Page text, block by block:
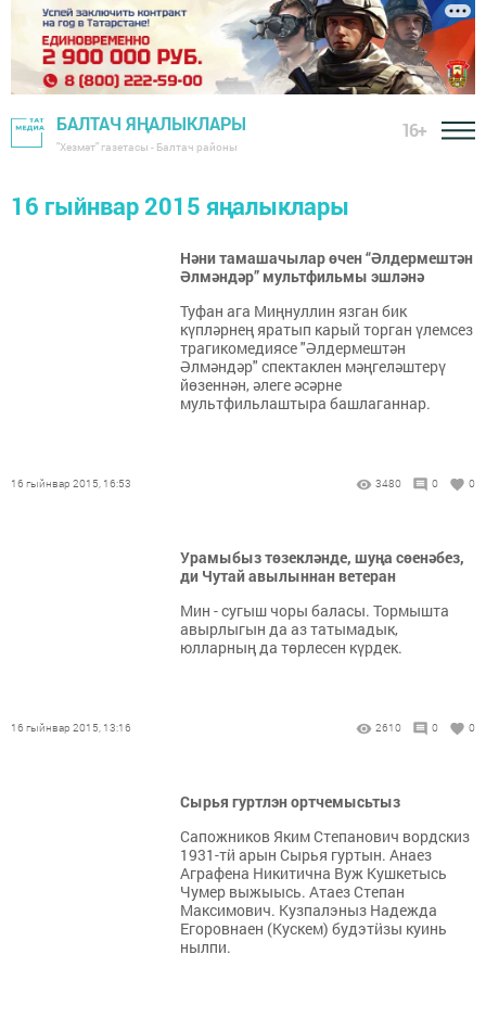
БАЛТАЧ ЯҢАЛЫКЛАРЫ
"Хезмәт" газетасы - Балтач районы
16+
16 гыйнвар 2015 яңалыклары
Нәни тамашачылар өчен “Әлдермештән
Әлмәндәр” мультфильмы эшләнә
Туфан ага Миңнуллин язган бик
күпләрнең яратып карый торган үлемсез
трагикомедиясе "Әлдермештән
Әлмәндәр" спектаклен мәңгеләштерү
йөзеннән, әлеге әсәрне
мультфильлаштыра башлаганнар.
16 гыйнвар 2015, 16:53 3480 0 0
Урамыбыз төзекләнде, шуңа сөенәбез,
ди Чутай авылыннан ветеран
Мин - сугыш чоры баласы. Тормышта
авырлыгын да аз татымадык,
юлларның да төрлесен күрдек.
16 гыйнвар 2015, 13:16 2610 0 0
Сырья гуртлэн ортчемысьтыз
Сапожников Яким Степанович вордскиз
1931-тӥ арын Сырья гуртын. Анаез
Аграфена Никитична Вуж Кушкетысь
Чумер выжыысь. Атаез Степан
Максимович. Кузпалэныз Надежда
Егоровнаен (Кускем) будэтӥзы куинь
нылпи.